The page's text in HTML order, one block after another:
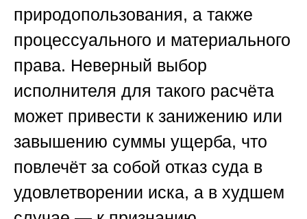
природопользования, а также
процессуального и материального
права. Неверный выбор
исполнителя для такого расчёта
может привести к занижению или
завышению суммы ущерба, что
повлечёт за собой отказ суда в
удовлетворении иска, а в худшем